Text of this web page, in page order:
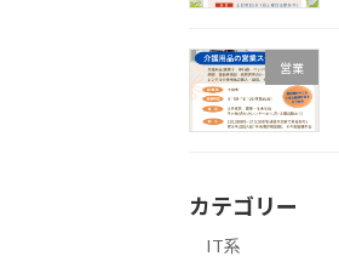
営業
カテゴリー
IT系